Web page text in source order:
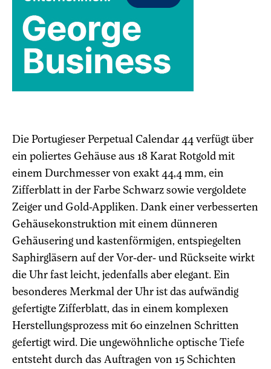
Die Portugieser Perpetual Calendar 44 verfügt über
ein poliertes Gehäuse aus 18 Karat Rotgold mit
einem Durchmesser von exakt 44,4 mm, ein
Zifferblatt in der Farbe Schwarz sowie vergoldete
Zeiger und Gold-Appliken. Dank einer verbesserten
Gehäusekonstruktion mit einem dünneren
Gehäusering und kastenförmigen, entspiegelten
Saphirgläsern auf der Vor-der- und Rückseite wirkt
die Uhr fast leicht, jedenfalls aber elegant. Ein
besonderes Merkmal der Uhr ist das aufwändig
gefertigte Zifferblatt, das in einem komplexen
Herstellungsprozess mit 60 einzelnen Schritten
gefertigt wird. Die ungewöhnliche optische Tiefe
entsteht durch das Auftragen von 15 Schichten